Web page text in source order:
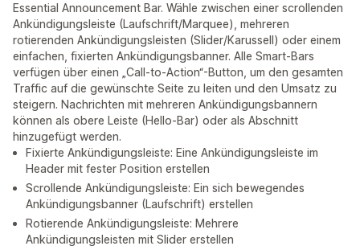
Essential Announcement Bar. Wähle zwischen einer scrollenden
Ankündigungsleiste (Laufschrift/Marquee), mehreren
rotierenden Ankündigungsleisten (Slider/Karussell) oder einem
einfachen, fixierten Ankündigungsbanner. Alle Smart-Bars
verfügen über einen „Call-to-Action“-Button, um den gesamten
Traffic auf die gewünschte Seite zu leiten und den Umsatz zu
steigern. Nachrichten mit mehreren Ankündigungsbannern
können als obere Leiste (Hello-Bar) oder als Abschnitt
hinzugefügt werden.
Fixierte Ankündigungsleiste: Eine Ankündigungsleiste im
Header mit fester Position erstellen
Scrollende Ankündigungsleiste: Ein sich bewegendes
Ankündigungsbanner (Laufschrift) erstellen
Rotierende Ankündigungsleiste: Mehrere
Ankündigungsleisten mit Slider erstellen